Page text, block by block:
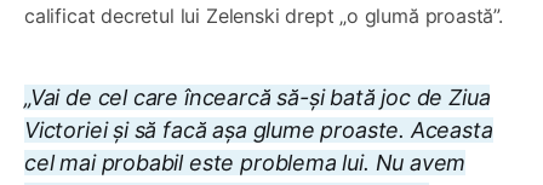
calificat decretul lui Zelenski drept „o glumă proastă”.
„Vai de cel care încearcă să-și bată joc de Ziua
Victoriei și să facă așa glume proaste. Aceasta
cel mai probabil este problema lui. Nu avem